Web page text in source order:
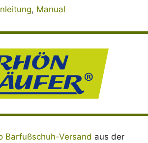
, Manual
Barfußschuh-Versand aus der